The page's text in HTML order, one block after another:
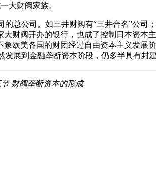
大财阀家族。
总公司。如三井财阀有“三井合名”公
财阀开办的银行，也成了控制日本资
欧美各国的财团经过自由资本主义发展
展到金融垄断资本阶段，仍多半具有封建
财阀垄断资本的形成